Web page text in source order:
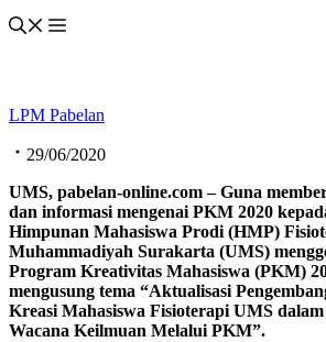
LPM Pabelan
29/06/2020
UMS, pabelan-online.com – Guna
dan informasi mengenai PKM 2020
Himpunan Mahasiswa Prodi (HMP)
Muhammadiyah Surakarta (UMS)
Program Kreativitas Mahasiswa (PKM)
mengusung tema “Aktualisasi
Kreasi Mahasiswa Fisioterapi UMS
Wacana Keilmuan Melalui PKM”.